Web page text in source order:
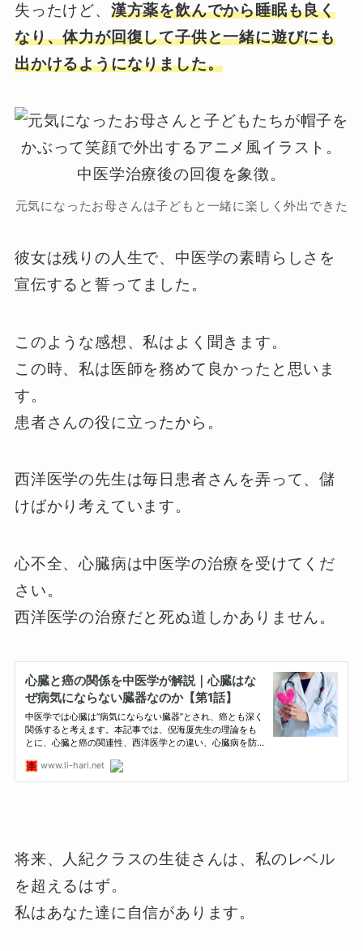
失ったけど、 漢方薬を飲んでから睡眠も良く
なり、体力が回復して子供と一緒に遊びにも
出かけるようになりました。
元気になったお母さんは子どもと一緒に楽しく外出できた
彼女は残りの人生で、中医学の素晴らしさを
宣伝すると誓ってました。
このような感想、私はよく聞きます。
この時、私は医師を務めて良かったと思いま
す。
患者さんの役に立ったから。
西洋医学の先生は毎日患者さんを弄って、儲
けばかり考えています。
心不全、心臓病は中医学の治療を受けてくだ
さい。
西洋医学の治療だと死ぬ道しかありません。
将来、人紀クラスの生徒さんは、私のレベル
を超えるはず。
私はあなた達に自信があります。